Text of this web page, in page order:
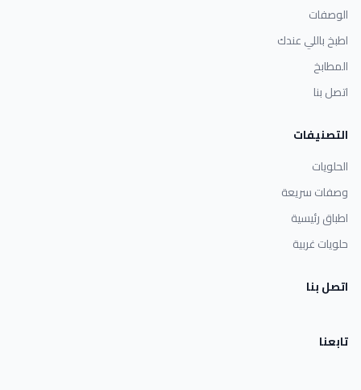
الوصفات
اطبخ باللي عندك
المطابخ
اتصل بنا
التصنيفات
الحلويات
وصفات سريعة
اطباق رئيسية
حلويات غربية
اتصل بنا
تابعنا